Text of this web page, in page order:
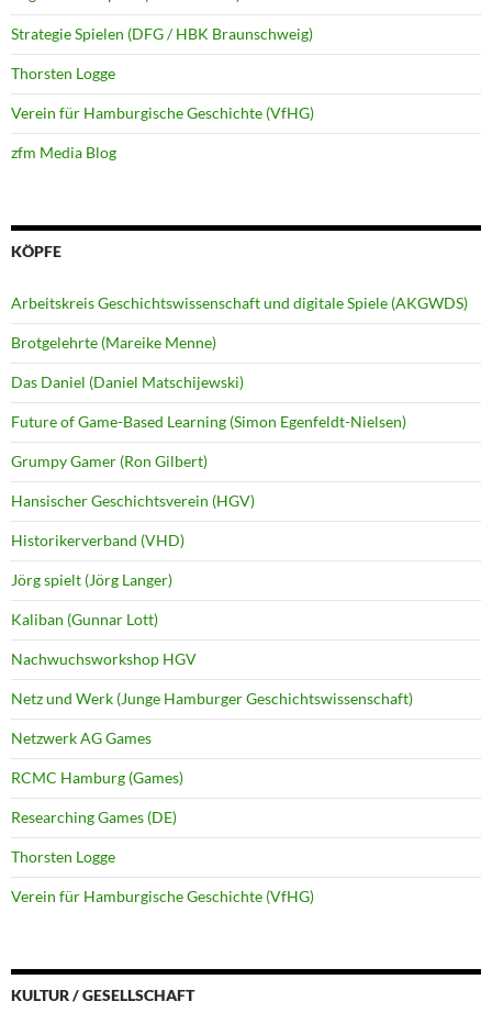
Strategie Spielen (DFG / HBK Braunschweig)
Thorsten Logge
Verein für Hamburgische Geschichte (VfHG)
zfm Media Blog
KÖPFE
Arbeitskreis Geschichtswissenschaft und digitale Spiele (AKGWDS)
Brotgelehrte (Mareike Menne)
Das Daniel (Daniel Matschijewski)
Future of Game-Based Learning (Simon Egenfeldt-Nielsen)
Grumpy Gamer (Ron Gilbert)
Hansischer Geschichtsverein (HGV)
Historikerverband (VHD)
Jörg spielt (Jörg Langer)
Kaliban (Gunnar Lott)
Nachwuchsworkshop HGV
Netz und Werk (Junge Hamburger Geschichtswissenschaft)
Netzwerk AG Games
RCMC Hamburg (Games)
Researching Games (DE)
Thorsten Logge
Verein für Hamburgische Geschichte (VfHG)
KULTUR / GESELLSCHAFT